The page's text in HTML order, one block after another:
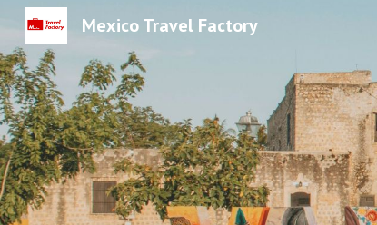
Mexico Travel Factory